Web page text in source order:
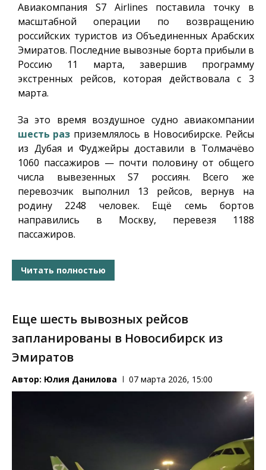
Авиакомпания S7 Airlines поставила точку в
масштабной операции по возвращению
российских туристов из Объединенных Арабских
Эмиратов. Последние вывозные борта прибыли в
Россию 11 марта, завершив программу
экстренных рейсов, которая действовала с 3
марта.
За это время воздушное судно авиакомпании
шесть раз приземлялось в Новосибирске. Рейсы
из Дубая и Фуджейры доставили в Толмачёво
1060 пассажиров — почти половину от общего
числа вывезенных S7 россиян. Всего же
перевозчик выполнил 13 рейсов, вернув на
родину 2248 человек. Ещё семь бортов
направились в Москву, перевезя 1188
пассажиров.
Читать полностью
Еще шесть вывозных рейсов
запланированы в Новосибирск из
Эмиратов
Автор: Юлия Данилова 07 марта 2026, 15:00